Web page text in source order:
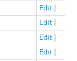
Edit |
Edit |
Edit |
Edit |